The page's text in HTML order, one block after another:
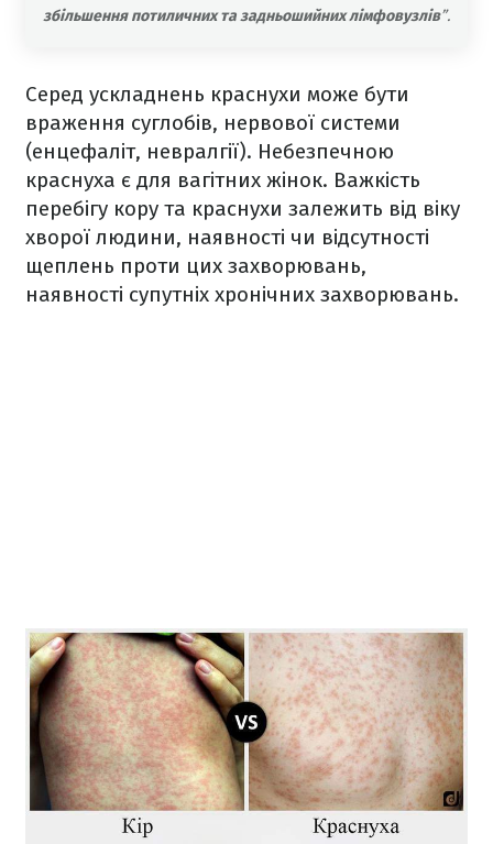
збільшення потиличних та задньошийних лімфовузлів”.
Серед ускладнень краснухи може бути
враження суглобів, нервової системи
(енцефаліт, невралгії). Небезпечною
краснуха є для вагітних жінок. Важкість
перебігу кору та краснухи залежить від віку
хворої людини, наявності чи відсутності
щеплень проти цих захворювань,
наявності супутніх хронічних захворювань.